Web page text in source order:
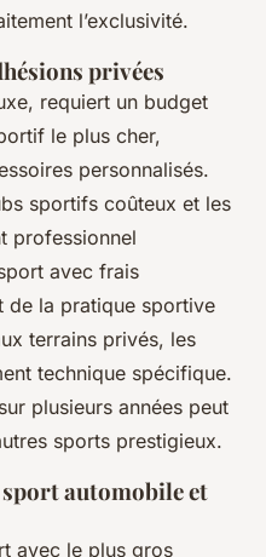
l’exclusivité.
privées
requiert un budget
le plus cher,
personnalisés.
sportifs coûteux et les
professionnel
avec frais
de la pratique sportive
terrains privés, les
technique spécifique.
plusieurs années peut
sports prestigieux.
automobile et
avec le plus gros